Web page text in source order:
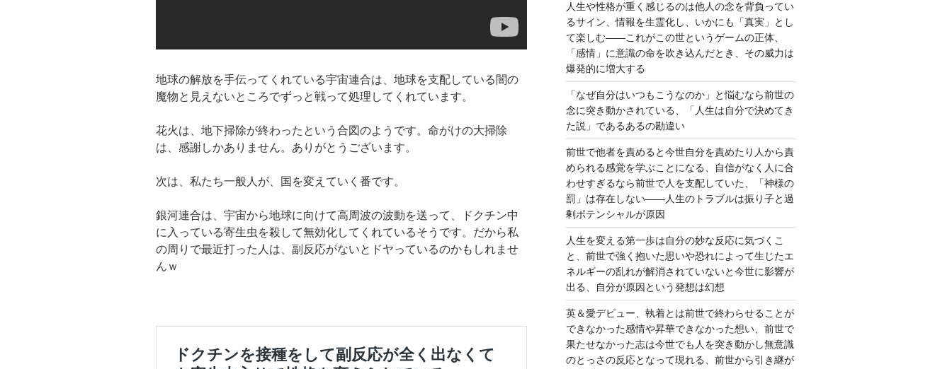
地球の解放を手伝ってくれている宇宙連合は、地球を支配している闇の
魔物と見えないところでずっと戦って処理してくれています。
花火は、地下掃除が終わったという合図のようです。命がけの大掃除
は、感謝しかありません。ありがとうございます。
次は、私たち一般人が、国を変えていく番です。
銀河連合は、宇宙から地球に向けて高周波の波動を送って、ドクチン中
に入っている寄生虫を殺して無効化してくれているそうです。だから私
の周りで最近打った人は、副反応がないとドヤっているのかもしれませ
んｗ
人生や性格が重く感じるのは他人の念を背負ってい
るサイン、情報を生霊化し、いかにも「真実」とし
て楽しむ――これがこの世というゲームの正体、
「感情」に意識の命を吹き込んだとき、その威力は
爆発的に増大する
「なぜ自分はいつもこうなのか」と悩むなら前世の
念に突き動かされている、「人生は自分で決めてき
た説」であるあるの勘違い
前世で他者を責めると今世自分を責めたり人から責
められる感覚を学ぶことになる、自信がなく人に合
わせすぎるなら前世で人を支配していた、「神様の
罰」は存在しない――人生のトラブルは振り子と過
剰ポテンシャルが原因
人生を変える第一歩は自分の妙な反応に気づくこ
と、前世で強く抱いた思いや恐れによって生じたエ
ネルギーの乱れが解消されていないと今世に影響が
出る、自分が原因という発想は幻想
英＆愛デビュー、執着とは前世で終わらせることが
できなかった感情や昇華できなかった想い、前世で
果たせなかった志は今世でも人を突き動かし無意識
のとっさの反応となって現れる、前世から引き継が